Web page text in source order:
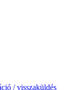
/ visszaküldés